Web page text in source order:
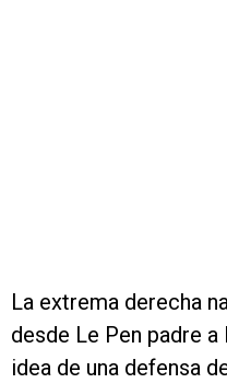
La extrema derecha
desde Le Pen padre a
idea de una defensa